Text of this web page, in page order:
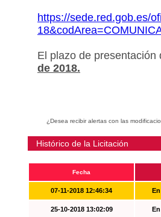
https://sede.red.gob.es/
El plazo de
de 2018.
¿Desea recibir alertas con las
Histórico de la Licitación
Fecha
07-11-2018 12:46:34
25-10-2018 13:02:09